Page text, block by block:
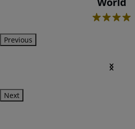
4
Previous
Next